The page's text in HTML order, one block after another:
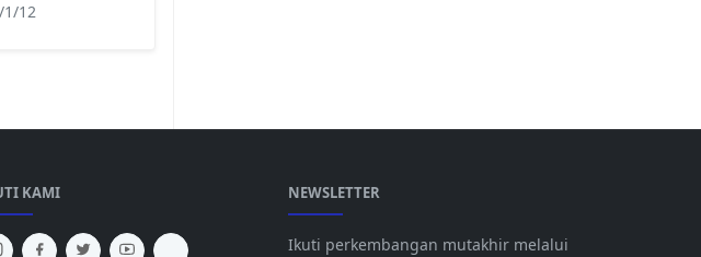
1/12
KAMI NEWSLETTER
Ikuti perkembangan mutakhir melalui